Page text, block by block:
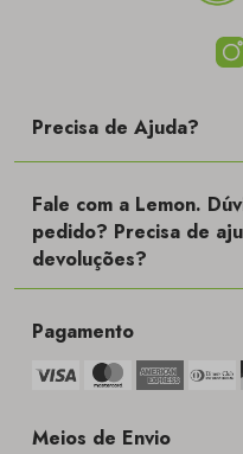
Precisa de Ajuda?
Fale com a Lemon.
pedido? Precisa de
devoluções?
Pagamento
Meios de Envio